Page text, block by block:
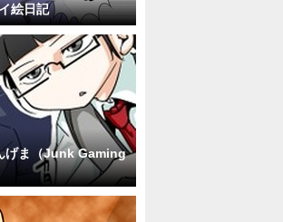
絵日記
げま（Junk Gaming